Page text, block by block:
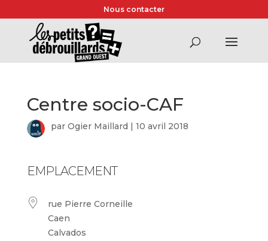
Nous contacter
Centre socio-CAF
par Ogier Maillard | 10 avril 2018
EMPLACEMENT
rue Pierre Corneille
Caen
Calvados